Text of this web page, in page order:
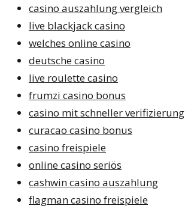
casino auszahlung vergleich
live blackjack casino
welches online casino
deutsche casino
live roulette casino
frumzi casino bonus
casino mit schneller verifizierung
curacao casino bonus
casino freispiele
online casino seriös
cashwin casino auszahlung
flagman casino freispiele